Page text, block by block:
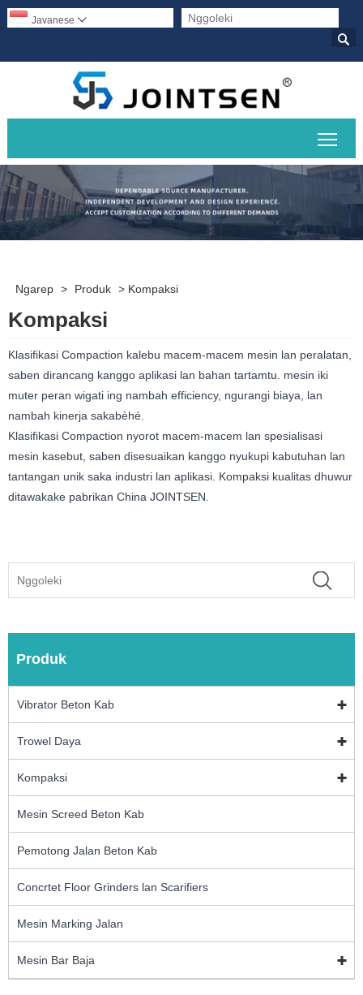

Javanese 
Ngarep > Produk > Kompaksi
Kompaksi
Klasifikasi Compaction kalebu macem-macem mesin lan peralatan,
saben dirancang kanggo aplikasi lan bahan tartamtu. mesin iki
muter peran wigati ing nambah efficiency, ngurangi biaya, lan
nambah kinerja sakabèhé.
Klasifikasi Compaction nyorot macem-macem lan spesialisasi
mesin kasebut, saben disesuaikan kanggo nyukupi kabutuhan lan
tantangan unik saka industri lan aplikasi. Kompaksi kualitas dhuwur
ditawakake pabrikan China JOINTSEN.
Produk
Vibrator Beton Kab
Trowel Daya
Kompaksi
Mesin Screed Beton Kab
Pemotong Jalan Beton Kab
Concrtet Floor Grinders lan Scarifiers
Mesin Marking Jalan
Mesin Bar Baja